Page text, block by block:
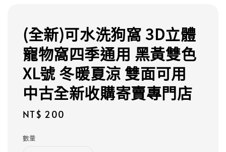
(全新)可水洗狗窩 3D立體
寵物窩四季通用 黑黃雙色
XL號 冬暖夏涼 雙面可用
中古全新收購寄賣專門店
Regular
NT$ 200
數量